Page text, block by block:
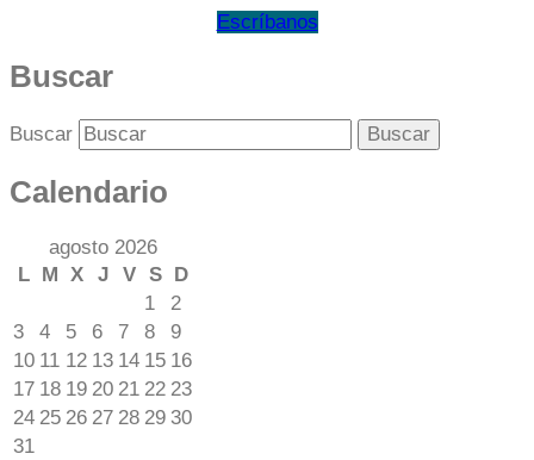
Escríbanos
Buscar
Buscar
Calendario
agosto 2026
L M X J V S
D
1
2
3
4 5 6 7 8
9
10 11 12 13 14 15 16
17 18 19 20 21 22 23
24 25 26 27 28 29 30
31